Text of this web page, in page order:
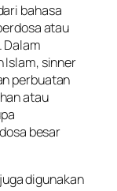
bahasa
atau
Dalam
Islam, sinner
perbuatan
atau
besar
digunakan